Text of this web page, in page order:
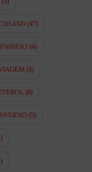
(47)
(4)
(5)
(8)
(5)